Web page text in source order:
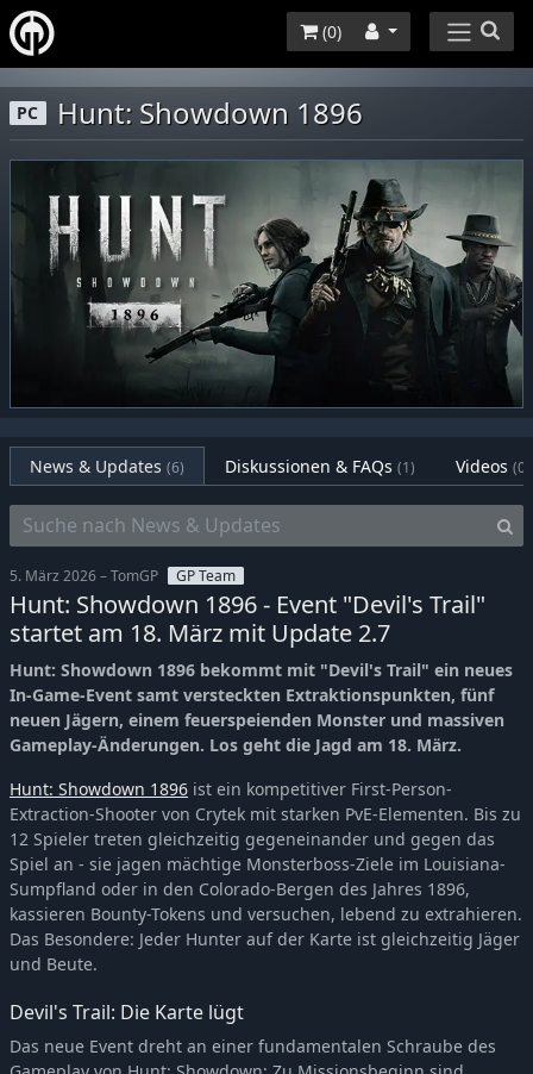
(0)
PC Hunt: Showdown 1896
News & Updates (6) Diskussionen & FAQs (1) Videos (0)
5. März 2026 – TomGP GP Team
Hunt: Showdown 1896 - Event "Devil's Trail"
startet am 18. März mit Update 2.7
Hunt: Showdown 1896 bekommt mit "Devil's Trail" ein neues
In-Game-Event samt versteckten Extraktionspunkten, fünf
neuen Jägern, einem feuerspeienden Monster und massiven
Gameplay-Änderungen. Los geht die Jagd am 18. März.
Hunt: Showdown 1896 ist ein kompetitiver First-Person-
Extraction-Shooter von Crytek mit starken PvE-Elementen. Bis zu
12 Spieler treten gleichzeitig gegeneinander und gegen das
Spiel an - sie jagen mächtige Monsterboss-Ziele im Louisiana-
Sumpfland oder in den Colorado-Bergen des Jahres 1896,
kassieren Bounty-Tokens und versuchen, lebend zu extrahieren.
Das Besondere: Jeder Hunter auf der Karte ist gleichzeitig Jäger
und Beute.
Devil's Trail: Die Karte lügt
Das neue Event dreht an einer fundamentalen Schraube des